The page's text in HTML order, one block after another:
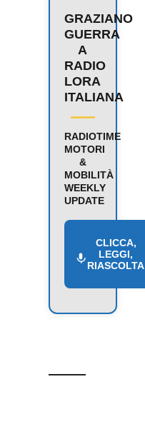
GRAZIANO
GUERRA
A
RADIO
LORA
ITALIANA
RADIOTIME
MOTORI
&
MOBILITÀ
WEEKLY
UPDATE
CLICCA,
LEGGI,
RIASCOLTA